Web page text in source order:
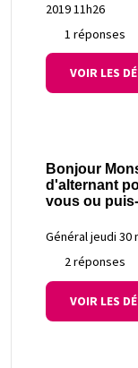
2019 11h26
1 réponses
VOIR LES
Bonjour
d'alternant
vous ou
Généraljeudi 30
2 réponses
VOIR LES